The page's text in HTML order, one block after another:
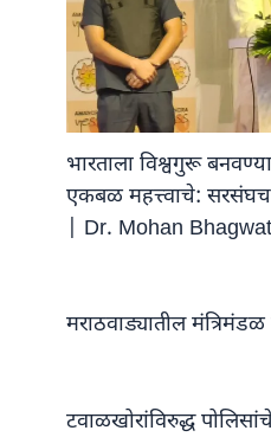
भारताला विश्वगुरू
एकबळ महत्त्वाचे:
| Dr. Mohan Bhagwat
मराठवाड्यातील
टवाळखोरांविरुद्ध